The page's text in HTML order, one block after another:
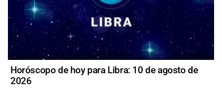
Horóscopo de hoy para Libra: 10 de agosto de
2026